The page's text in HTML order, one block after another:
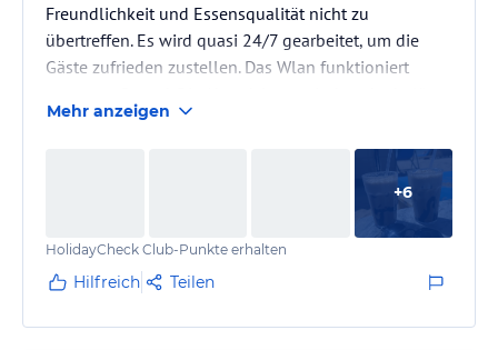
Freundlichkeit und Essensqualität nicht zu
übertreffen. Es wird quasi 24/7 gearbeitet, um die
Gäste zufrieden zustellen. Das Wlan funktioniert
Besonderen Dank wollen wir an Hossam Ramadan,
Mostafa Mahmoud vom Restaurant aussprechen. Sie
haben 150% gegeben, um unsere Wünsche zu
erfüllen. Mohamed Hassan war unser Mann am
Strand. Seine gute Laune war ansteckend. Es ist
wahnsinn, was die Menschen hier leisten. Wir waren
zum…
Mehr anzeigen
+6
HolidayCheck Club-Punkte erhalten
Hilfreich Teilen